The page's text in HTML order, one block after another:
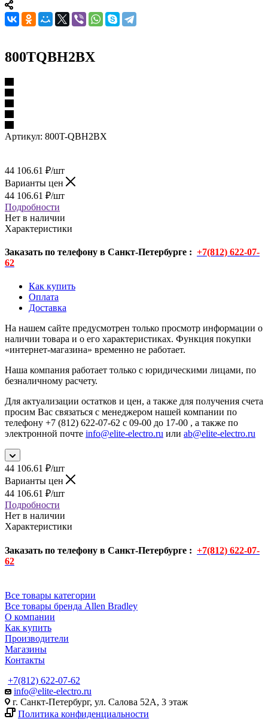
800TQBH2BX
Артикул: 800T-QBH2BX
44 106.61 ₽/шт
Варианты цен
44 106.61 ₽/шт
Подробности
Нет в наличии
Характеристики
Заказать по телефону в Санкт-Петербурге : +7(812) 622-07-
62
Как купить
Оплата
Доставка
На нашем сайте предусмотрен только просмотр информации о
наличии товара и о его характеристиках. Функция покупки
«интернет-магазина» временно не работает.
Наша компания работает только с юридическими лицами, по
безналичному расчету.
Для актуализации остатков и цен, а также для получения счета
просим Вас связаться с менеджером нашей компании по
телефону +7 (812) 622-07-62 с 09-00 до 17-00 , а также по
электронной почте info@elite-electro.ru или ab@elite-electro.ru
44 106.61 ₽/шт
Варианты цен
44 106.61 ₽/шт
Подробности
Нет в наличии
Характеристики
Заказать по телефону в Санкт-Петербурге : +7(812) 622-07-
62
Все товары категории
Все товары бренда Allen Bradley
О компании
Как купить
Производители
Магазины
Контакты
+7(812) 622-07-62
info@elite-electro.ru
г. Санкт-Петербург, ул. Салова 52А, 3 этаж
Политика конфиденциальности